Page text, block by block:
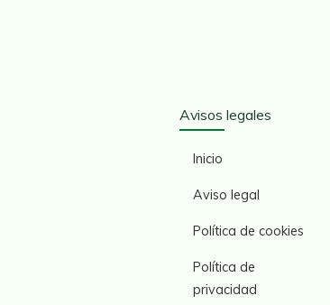
Avisos legales
Inicio
Aviso legal
Política de cookies
Política de
privacidad